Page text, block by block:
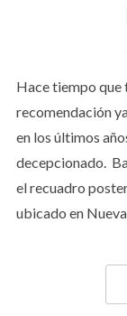
Hace tiempo que
recomendación
en los últimos
decepcionado.
el recuadro
ubicado en